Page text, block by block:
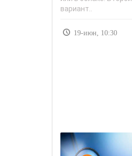
вариант..
19-июн, 10:30